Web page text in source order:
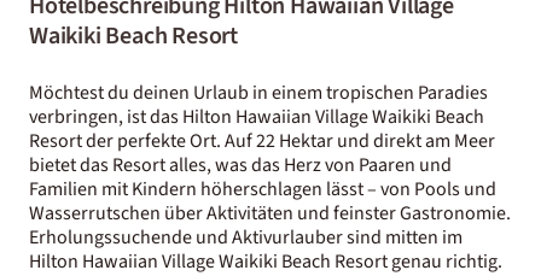
Waikiki Beach Resort
Möchtest du deinen Urlaub in einem tropischen Paradies
verbringen, ist das Hilton Hawaiian Village Waikiki Beach
Resort der perfekte Ort. Auf 22 Hektar und direkt am Meer
bietet das Resort alles, was das Herz von Paaren und
Familien mit Kindern höherschlagen lässt – von Pools und
Wasserrutschen über Aktivitäten und feinster Gastronomie.
Erholungssuchende und Aktivurlauber sind mitten im
Hilton Hawaiian Village Waikiki Beach Resort genau richtig.